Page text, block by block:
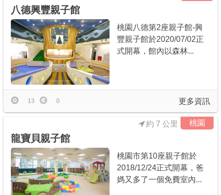
八德興豐親子館
桃園八德第2座親子館-興
豐親子館於2020/07/02正
式開幕，館內以森林...
更多資訊
13 0
桃園
龍寶貝親子館
約 7 公里
桃園市第10座親子館於
2018/12/24正式開幕，爸
媽又多了一個免費室內...